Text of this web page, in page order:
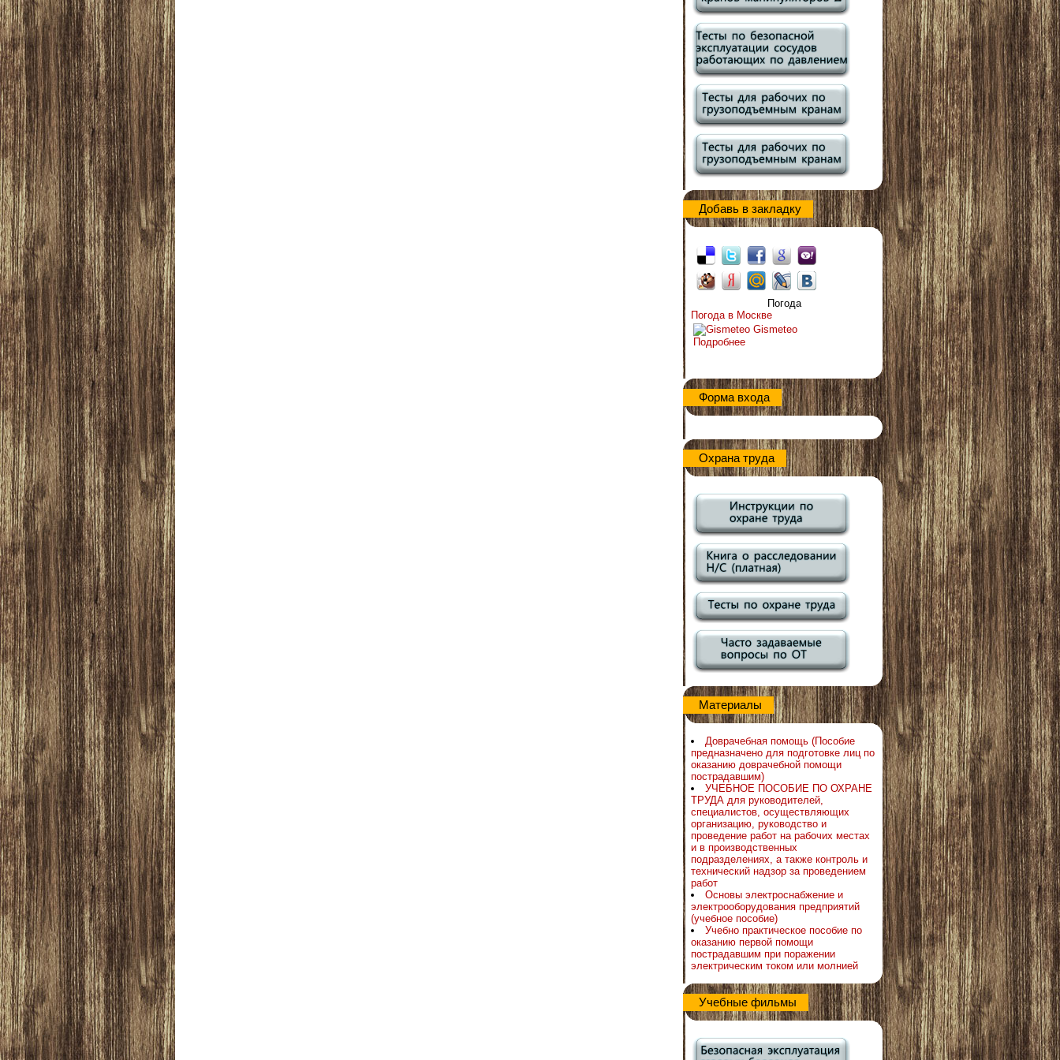
Добавь в закладку
Погода
Погода в Москве
Gismeteo
Подробнее
Форма входа
Охрана труда
Материалы
Доврачебная помощь (Пособие
предназначено для подготовке лиц по
оказанию доврачебной помощи
пострадавшим)
УЧЕБНОЕ ПОСОБИЕ ПО ОХРАНЕ
ТРУДА для руководителей,
специалистов, осуществляющих
организацию, руководство и
проведение работ на рабочих местах
и в производственных
подразделениях, а также контроль и
технический надзор за проведением
работ
Основы электроснабжение и
электрооборудования предприятий
(учебное пособие)
Учебно практическое пособие по
оказанию первой помощи
пострадавшим при поражении
электрическим током или молнией
Учебные фильмы